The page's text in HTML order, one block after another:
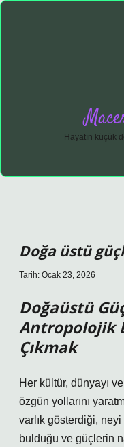
Hayatın küçük
Doğa üstü
Tarih: Ocak 23, 2026
Doğaüstü
Antropolojik
Çıkmak
Her kültür, dünyayı
özgün yollarını
varlık gösterdiği,
bulduğu ve güçlerin